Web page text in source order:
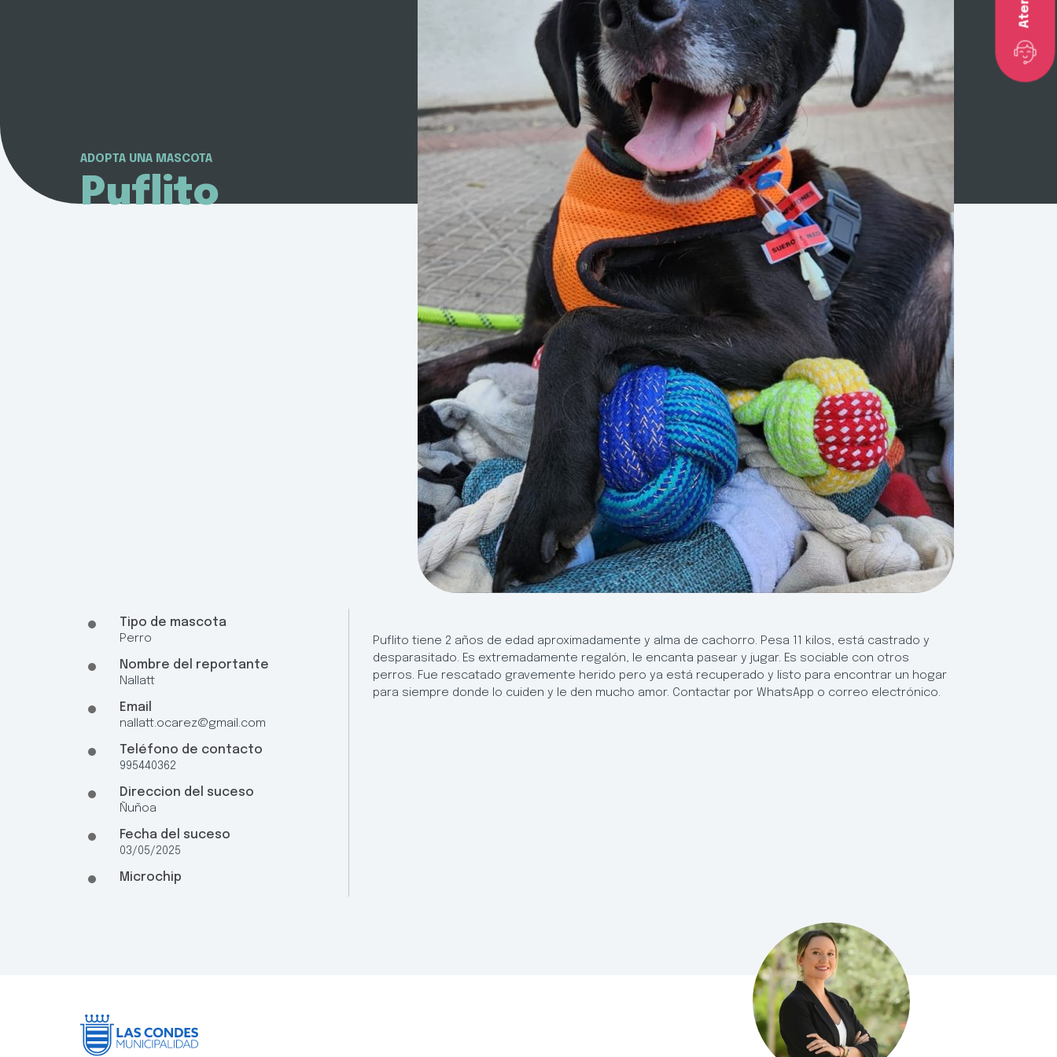
ADOPTA UNA MASCOTA
Puflito
Tipo de mascota
Perro
Nombre del reportante
Nallatt
Email
nallatt.ocarez@gmail.com
Teléfono de contacto
995440362
Direccion del suceso
Ñuñoa
Fecha del suceso
03/05/2025
Microchip
Puflito tiene 2 años de edad aproximadamente y alma de cachorro. Pesa 11 kilos, está castrado y
desparasitado. Es extremadamente regalón, le encanta pasear y jugar. Es sociable con otros
perros. Fue rescatado gravemente herido pero ya está recuperado y listo para encontrar un hogar
para siempre donde lo cuiden y le den mucho amor. Contactar por WhatsApp o correo electrónico.